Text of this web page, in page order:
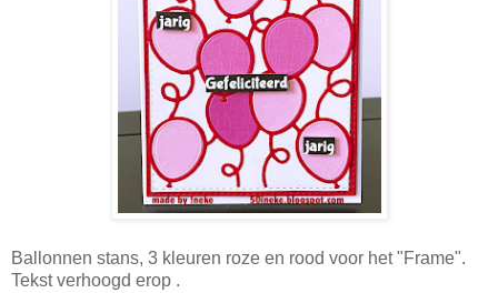
Ballonnen stans, 3 kleuren roze en rood voor het "Frame".
Tekst verhoogd erop .